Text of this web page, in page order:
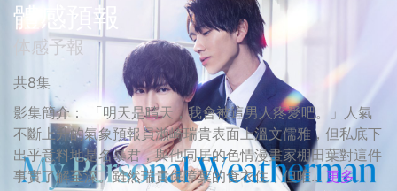
體感預報
体感予報
共8集
影集簡介： 「明天是晴天，我會被這男人疼愛吧。」人氣
不斷上升的氣象預報員瀨崎瑞貴表面上溫文儒雅，但私底下
出乎意料地是名暴君，與他同居的色情漫畫家棚田葉對這件
事實了解至深。雖然瑞貴保障葉的食衣住，但唯... 更多